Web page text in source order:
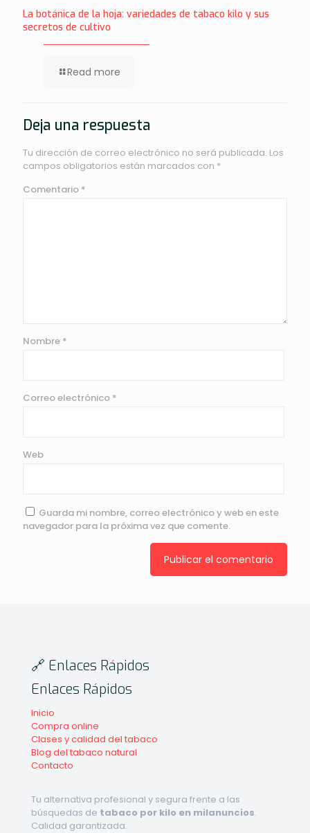
La botánica de la hoja: variedades de tabaco kilo y sus
secretos de cultivo
Read more
Deja una respuesta
Tu dirección de correo electrónico no será publicada. Los
campos obligatorios están marcados con *
Comentario *
Nombre *
Correo electrónico *
Web
Guarda mi nombre, correo electrónico y web en este
navegador para la próxima vez que comente.
🔗 Enlaces Rápidos
Enlaces Rápidos
Inicio
Compra online
Clases y calidad del tabaco
Blog del tabaco natural
Contacto
Tu alternativa profesional y segura frente a las
búsquedas de tabaco por kilo en milanuncios.
Calidad garantizada.